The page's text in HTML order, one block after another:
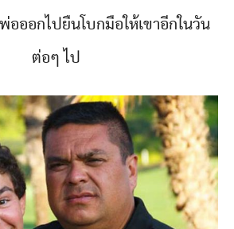
พ่อออกไปยืนโบกมือให้เขาอีกในวัน
ต่อๆ ไป